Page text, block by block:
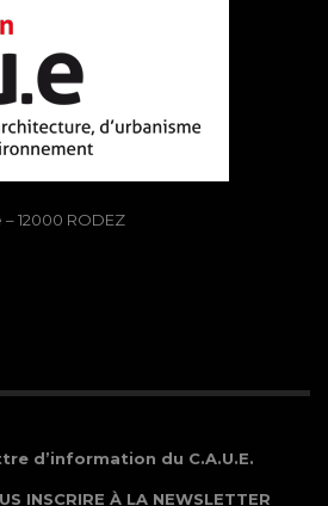
12000 RODEZ
d’information du C.A.U.E.
INSCRIRE À LA NEWSLETTER